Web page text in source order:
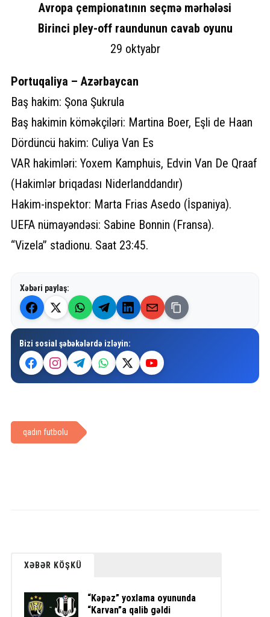
Avropa çempionatının seçmə mərhələsi
Birinci pley-off raundunun cavab oyunu
29 oktyabr
Portuqaliya – Azərbaycan
Baş hakim: Şona Şukrula
Baş hakimin köməkçiləri: Martina Boer, Eşli de Haan
Dördüncü hakim: Culiya Van Es
VAR hakimləri: Yoxem Kamphuis, Edvin Van De Qraaf
(Hakimlər briqadası Niderlanddandır)
Hakim-inspektor: Marta Frias Asedo (İspaniya).
UEFA nümayəndəsi: Sabine Bonnin (Fransa).
“Vizela” stadionu. Saat 23:45.
Xəbəri paylaş:
Bizi sosial şəbəkələrdə izləyin:
qadın futbolu
XƏBƏR KÖŞKÜ
“Kəpəz” yoxlama oyununda
“Karvan”a qalib gəldi